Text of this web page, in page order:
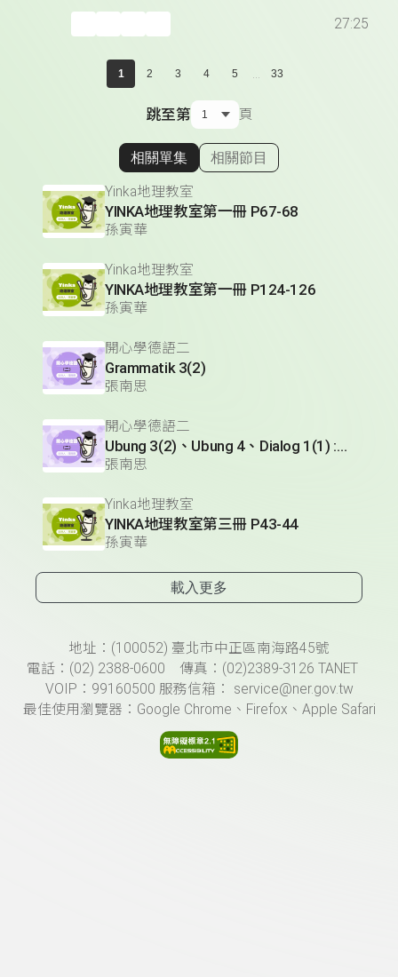
27:25
1 2 3 4 5 ... 33
跳至第 頁
顯示相關單集
相關單集 相關節目
Yinka地理教室
YINKA地理教室第一冊 P67-68
孫寅華
Yinka地理教室
YINKA地理教室第一冊 P124-126
孫寅華
開心學德語二
Grammatik 3(2)
張南思
開心學德語二
Ubung 3(2)、Ubung 4、Dialog 1(1) :Glossar
張南思
Yinka地理教室
YINKA地理教室第三冊 P43-44
孫寅華
載入更多
頁尾資訊地址：(100052) 臺北市中正區南海路45號
電話：(02) 2388-0600 傳真：(02)2389-3126 TANET
VOIP：99160500 服務信箱： service@ner.gov.tw
最佳使用瀏覽器：Google Chrome、Firefox、Apple Safari